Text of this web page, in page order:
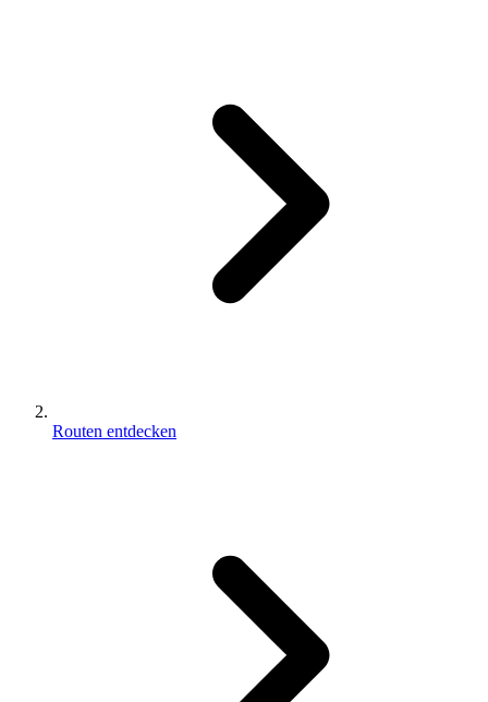
Routen entdecken